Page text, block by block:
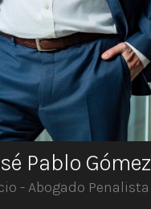
Pablo Gómez
- Abogado Penalista